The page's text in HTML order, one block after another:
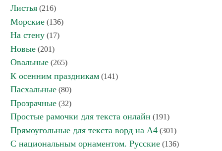
Листья (216)
Морские (136)
На стену (17)
Новые (201)
Овальные (265)
К осенним праздникам (141)
Пасхальные (80)
Прозрачные (32)
Простые рамочки для текста онлайн (191)
Прямоугольные для текста ворд на А4 (301)
С национальным орнаментом. Русские (136)